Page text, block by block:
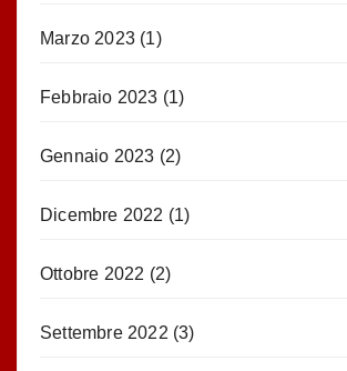
Marzo 2023 (1)
Febbraio 2023 (1)
Gennaio 2023 (2)
Dicembre 2022 (1)
Ottobre 2022 (2)
Settembre 2022 (3)